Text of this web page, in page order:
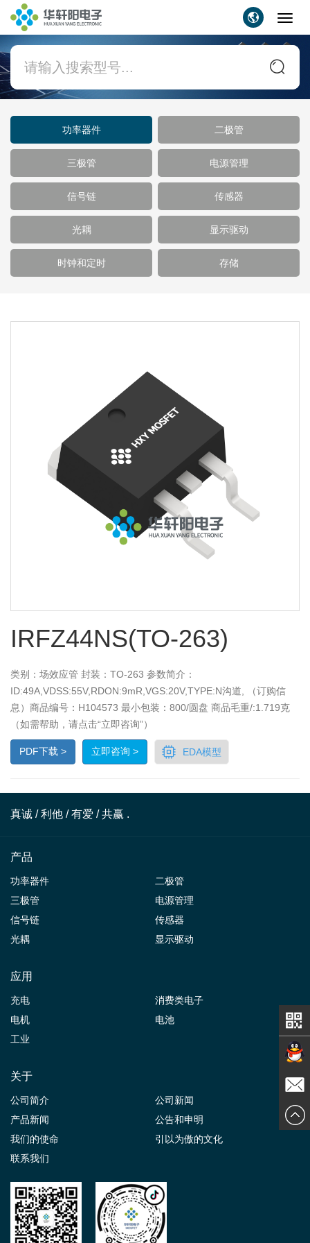
功率器件 二极管
三极管 电源管理
信号链 传感器
光耦 显示驱动
时钟和定时 存储
IRFZ44NS(TO-263)
类别：场效应管 封装：TO-263 参数简介：
ID:49A,VDSS:55V,RDON:9mR,VGS:20V,TYPE:N沟道, （订购信
息）商品编号：H104573 最小包装：800/圆盘 商品毛重/:1.719克
（如需帮助，请点击“立即咨询”）
PDF下载 > 立即咨询 > EDA模型
真诚 / 利他 / 有爱 / 共赢 .
产品
功率器件
二极管
三极管
电源管理
信号链
传感器
光耦
显示驱动
应用
充电
消费类电子
电机
电池
工业
关于
公司简介
公司新闻
产品新闻
公告和申明
我们的使命
引以为傲的文化
联系我们
在线交
谈
发送邮